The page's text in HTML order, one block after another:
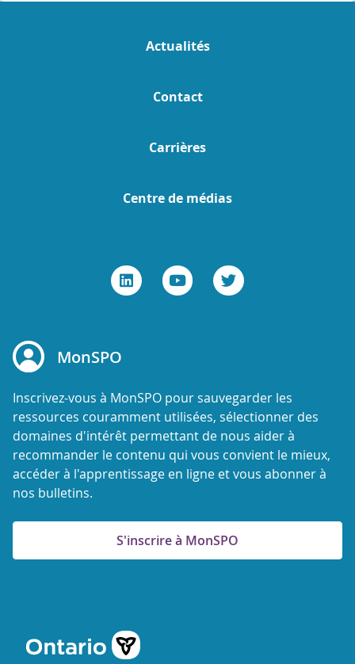
Actualités
Contact
Carrières
Centre de médias
MonSPO
Inscrivez-vous à MonSPO pour sauvegarder les
ressources couramment utilisées, sélectionner des
domaines d'intérêt permettant de nous aider à
recommander le contenu qui vous convient le mieux,
accéder à l'apprentissage en ligne et vous abonner à
nos bulletins.
S'inscrire à MonSPO